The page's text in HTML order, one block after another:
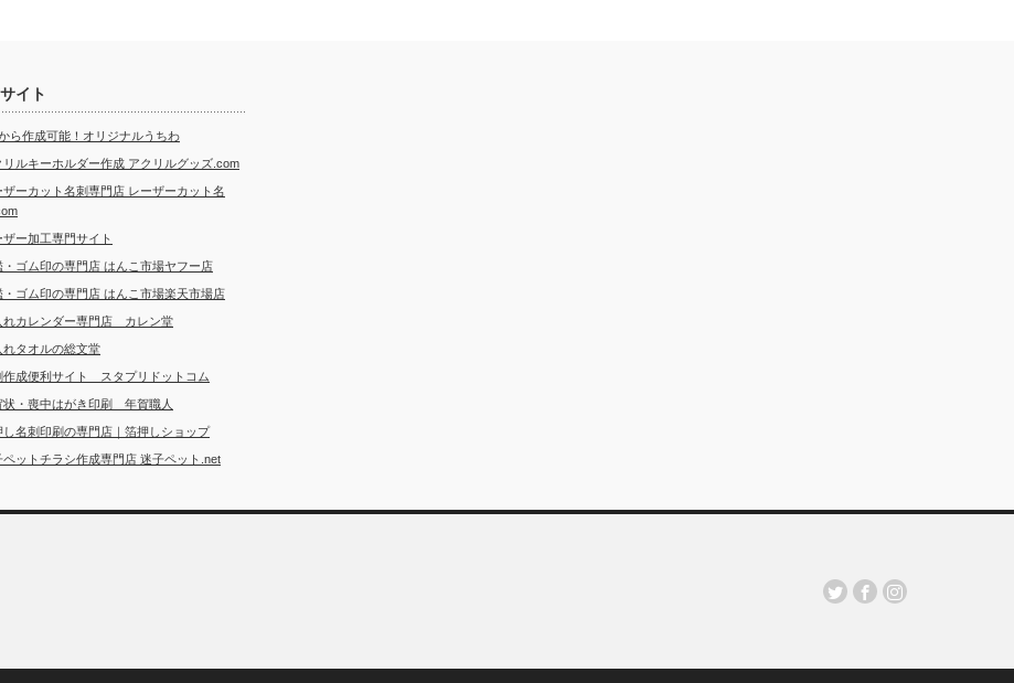
イト
ら作成可能！オリジナルうちわ
リルキーホルダー作成 アクリルグッズ.com
ザーカット名刺専門店 レーザーカット名
ザー加工専門サイト
・ゴム印の専門店 はんこ市場ヤフー店
・ゴム印の専門店 はんこ市場楽天市場店
れカレンダー専門店 カレン堂
れタオルの総文堂
作成便利サイト スタプリドットコム
状・喪中はがき印刷 年賀職人
し名刺印刷の専門店｜箔押しショップ
ペットチラシ作成専門店 迷子ペット.net